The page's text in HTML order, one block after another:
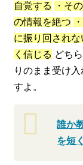
自覚する
・そ
の情報を絶つ
に振り回されな
く信じる どち
りのまま受け
すよ。
誰か
を短